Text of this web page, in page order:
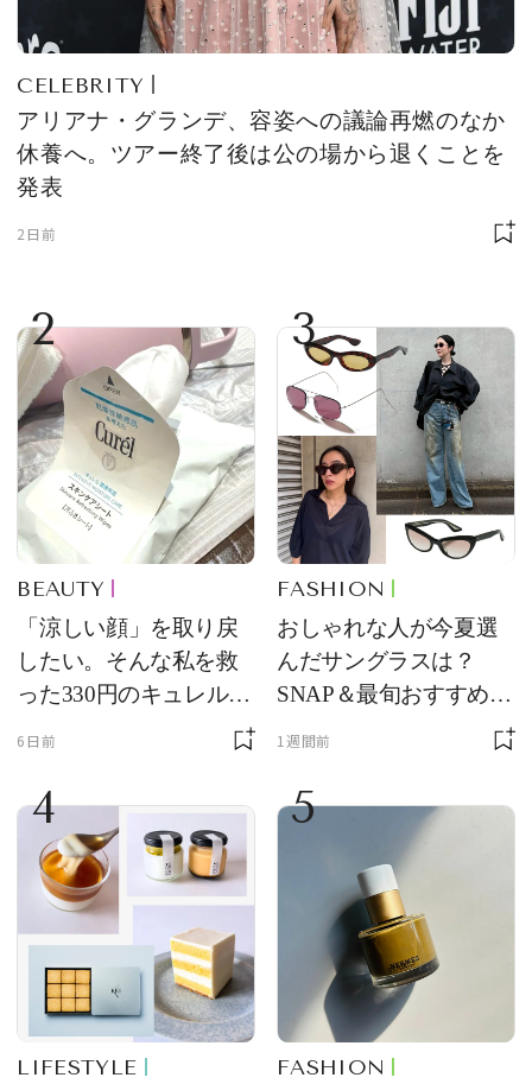
CELEBRITY
アリアナ・グランデ、容姿への議論再燃のなか
休養へ。ツアー終了後は公の場から退くことを
発表
2日前
2
BEAUTY
「涼しい顔」を取り戻
したい。そんな私を救
った330円のキュレル名
6日前
3
FASHION
おしゃれな人が今夏選
んだサングラスは？
SNAP＆最旬おすすめサ
1週間前
4
LIFESTYLE
5
FASHION